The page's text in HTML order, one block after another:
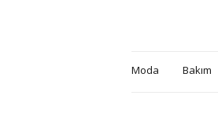
Moda Bakım